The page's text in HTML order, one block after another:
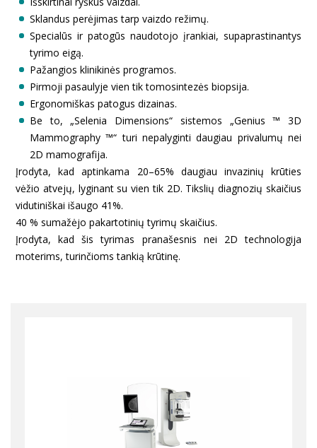
Sklandus perėjimas tarp vaizdo režimų.
Specialūs ir patogūs naudotojo įrankiai, supaprastinantys
tyrimo eigą.
Pažangios klinikinės programos.
Pirmoji pasaulyje vien tik tomosintezės biopsija.
Ergonomiškas patogus dizainas.
Be to, „Selenia Dimensions“ sistemos „Genius ™ 3D
Mammography ™“ turi nepalyginti daugiau privalumų nei
2D mamografija.
Įrodyta, kad aptinkama 20–65% daugiau invazinių krūties
vėžio atvejų, lyginant su vien tik 2D. Tikslių diagnozių skaičius
vidutiniškai išaugo 41%.
40 % sumažėjo pakartotinių tyrimų skaičius.
Įrodyta, kad šis tyrimas pranašesnis nei 2D technologija
moterims, turinčioms tankią krūtinę.